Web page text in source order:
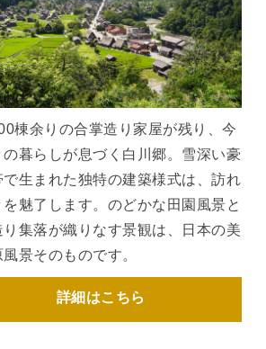
棟余りの合掌造り家屋が残り、今
の暮らしが息づく白川郷。雪深い豪
で生まれた独特の建築様式は、訪れ
を魅了します。のどかな田園風景と
り集落が織りなす景観は、日本の美
風景そのものです。
詳細はこちら